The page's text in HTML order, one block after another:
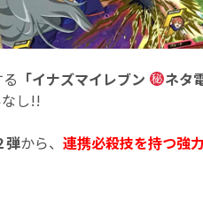
「イナズマイレブン ネタ
し!!
弾から、 連携必殺技を持つ強